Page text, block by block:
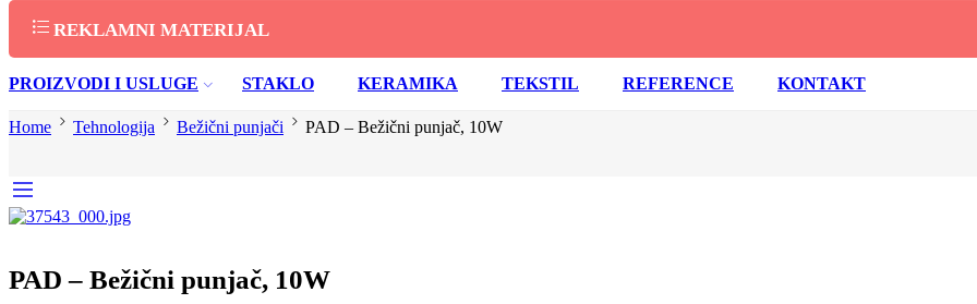
REKLAMNI MATERIJAL
PROIZVODI I USLUGE STAKLO KERAMIKA TEKSTIL REFERENCE KONTAKT
Home Tehnologija Bežični punjači PAD – Bežični punjač, 10W
PAD – Bežični punjač, 10W